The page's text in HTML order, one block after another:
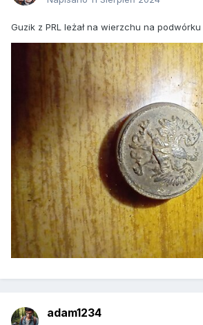
Guzik z PRL leżał na wierzchu na podwórku
adam1234